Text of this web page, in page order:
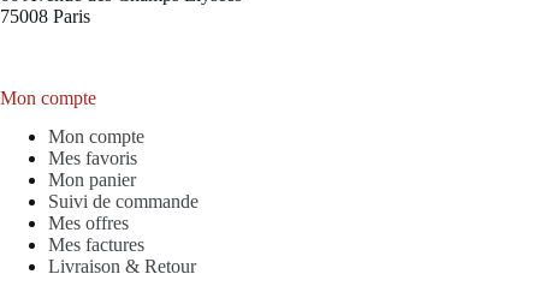
75008 Paris
Mon compte
Mon compte
Mes favoris
Mon panier
Suivi de commande
Mes offres
Mes factures
Livraison & Retour